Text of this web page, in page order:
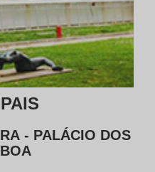
- PALÁCIO DOS